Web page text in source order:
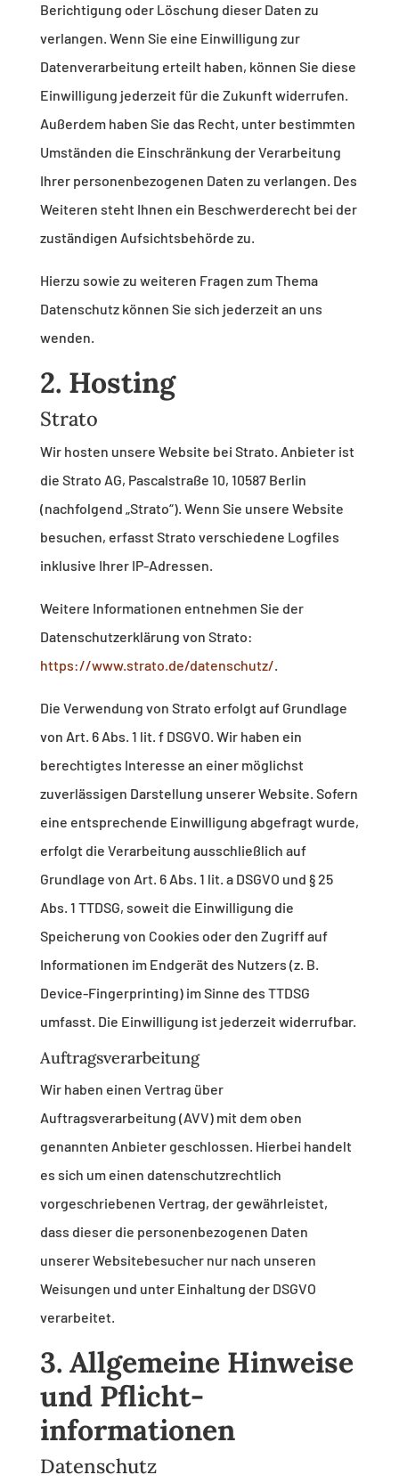
Berichtigung oder Löschung dieser Daten zu
verlangen. Wenn Sie eine Einwilligung zur
Datenverarbeitung erteilt haben, können Sie diese
Einwilligung jederzeit für die Zukunft widerrufen.
Außerdem haben Sie das Recht, unter bestimmten
Umständen die Einschränkung der Verarbeitung
Ihrer personenbezogenen Daten zu verlangen. Des
Weiteren steht Ihnen ein Beschwerderecht bei der
zuständigen Aufsichtsbehörde zu.
Hierzu sowie zu weiteren Fragen zum Thema
Datenschutz können Sie sich jederzeit an uns
wenden.
2. Hosting
Strato
Wir hosten unsere Website bei Strato. Anbieter ist
die Strato AG, Pascalstraße 10, 10587 Berlin
(nachfolgend „Strato“). Wenn Sie unsere Website
besuchen, erfasst Strato verschiedene Logfiles
inklusive Ihrer IP-Adressen.
Weitere Informationen entnehmen Sie der
Datenschutzerklärung von Strato:
https://www.strato.de/datenschutz/.
Die Verwendung von Strato erfolgt auf Grundlage
von Art. 6 Abs. 1 lit. f DSGVO. Wir haben ein
berechtigtes Interesse an einer möglichst
zuverlässigen Darstellung unserer Website. Sofern
eine entsprechende Einwilligung abgefragt wurde,
erfolgt die Verarbeitung ausschließlich auf
Grundlage von Art. 6 Abs. 1 lit. a DSGVO und § 25
Abs. 1 TTDSG, soweit die Einwilligung die
Speicherung von Cookies oder den Zugriff auf
Informationen im Endgerät des Nutzers (z. B.
Device-Fingerprinting) im Sinne des TTDSG
umfasst. Die Einwilligung ist jederzeit widerrufbar.
Auftragsverarbeitung
Wir haben einen Vertrag über
Auftragsverarbeitung (AVV) mit dem oben
genannten Anbieter geschlossen. Hierbei handelt
es sich um einen datenschutzrechtlich
vorgeschriebenen Vertrag, der gewährleistet,
dass dieser die personenbezogenen Daten
unserer Websitebesucher nur nach unseren
Weisungen und unter Einhaltung der DSGVO
verarbeitet.
3. Allgemeine Hinweise
und Pflicht­
informationen
Datenschutz